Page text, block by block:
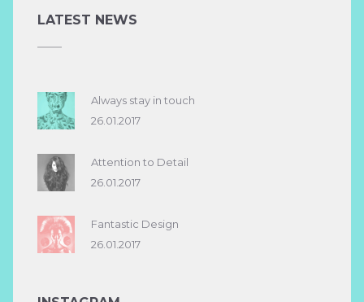
LATEST NEWS
Always stay in touch
26.01.2017
Attention to Detail
26.01.2017
Fantastic Design
26.01.2017